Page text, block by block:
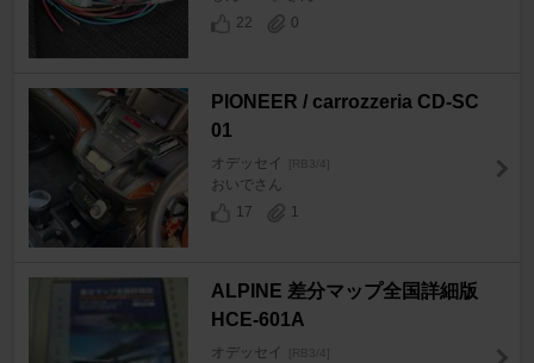
22
0
PIONEER / carrozzeria CD-SC
01
オデッセイ [RB3/4]
おいでさん
17
1
ALPINE 差分マップ全国詳細版
HCE-601A
オデッセイ [RB3/4]